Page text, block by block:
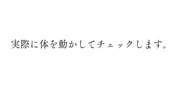
実際に体を動かしてチェックします。